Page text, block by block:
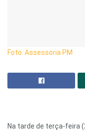
Foto: Assessoria PM
Na tarde de terça-feira